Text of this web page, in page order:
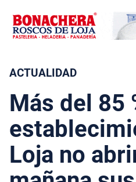
ACTUALIDAD
Más del 85
Loja no